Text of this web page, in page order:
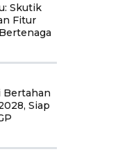
Skutik
Fitur
Bertahan
Siap